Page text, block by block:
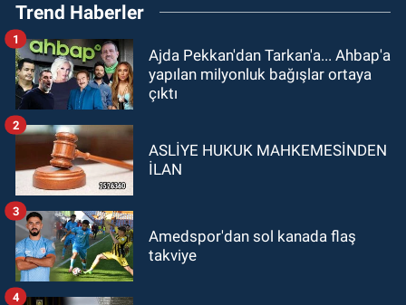
Trend Haberler
Ajda Pekkan'dan Tarkan'a... Ahbap'a
yapılan milyonluk bağışlar ortaya
çıktı
1
ASLİYE HUKUK MAHKEMESİNDEN
İLAN
2
Amedspor'dan sol kanada flaş
takviye
3
4